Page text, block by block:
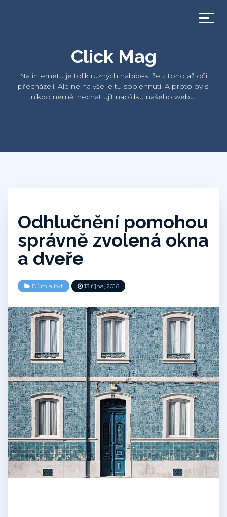
Click Mag
Na internetu je tolik různých nabídek, že z toho až oči
přecházejí. Ale ne na vše je tu spolehnutí. A proto by si
nikdo neměl nechat ujít nabídku našeho webu.
Odhlučnění pomohou
správně zvolená okna
a dveře
Dům a byt 13 října, 2016